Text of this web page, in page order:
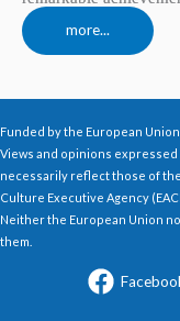
more...
Funded by the European Union
Views and opinions
necessarily reflect those of
Culture Executive Agency
Neither the European Union
them.